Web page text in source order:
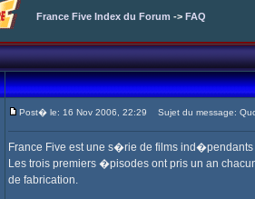
France Five Index du Forum -> FAQ
Post� le: 16 Nov 2006, 22:29 Sujet du message:
France Five est une s�rie de films
Les trois premiers �pisodes ont pris un an
de fabrication.